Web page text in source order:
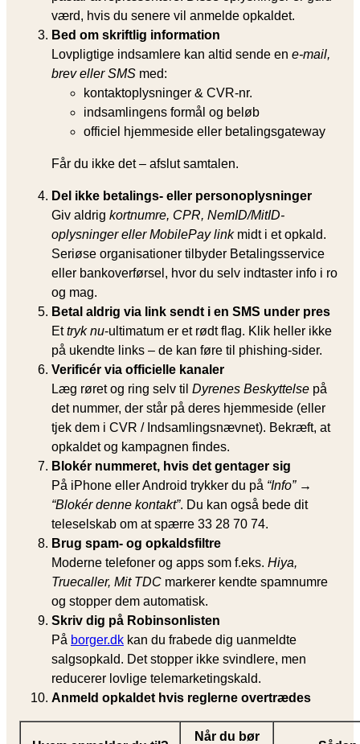
værd, hvis du senere vil anmelde opkaldet.
Bed om skriftlig information
Lovpligtige indsamlere kan altid sende en e-mail,
brev eller SMS med:
kontaktoplysninger & CVR-nr.
indsamlingens formål og beløb
officiel hjemmeside eller betalingsgateway
Får du ikke det – afslut samtalen.
Del ikke betalings- eller personoplysninger
Giv aldrig kortnumre, CPR, NemID/MitID-
oplysninger eller MobilePay linkmidt i et opkald.
Seriøse organisationer tilbyder Betalingsservice
eller bankoverførsel, hvor du selv indtaster info i ro
og mag.
Betal aldrig via link sendt i en SMS under pres
Ettryk nu-ultimatum er et rødt flag. Klik heller ikke
på ukendte links – de kan føre til phishing-sider.
Verificér via officielle kanaler
Læg røret og ring selv til Dyrenes Beskyttelse på
det nummer, der står på deres hjemmeside (eller
tjek dem i CVR / Indsamlingsnævnet). Bekræft, at
opkaldet og kampagnen findes.
Blokér nummeret, hvis det gentager sig
På iPhone eller Android trykker du på “Info” →
“Blokér denne kontakt”. Du kan også bede dit
teleselskab om at spærre 33 28 70 74.
Brug spam- og opkaldsfiltre
Moderne telefoner og apps som f.eks. Hiya,
Truecaller, Mit TDC markerer kendte spamnumre
og stopper dem automatisk.
Skriv dig på Robinsonlisten
På borger.dk kan du frabede dig uanmeldte
salgsopkald. Det stopper ikke svindlere, men
reducerer lovlige telemarketingskald.
Anmeld opkaldet hvis reglerne overtrædes
Når du bør